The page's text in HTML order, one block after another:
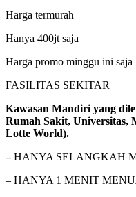
Harga termurah
Hanya 400jt saja
Harga promo minggu ini saja
FASILITAS SEKITAR
Kawasan Mandiri yang
Rumah Sakit, Universitas,
Lotte World).
–HANYA SELANGKAH
– HANYA 1 MENIT